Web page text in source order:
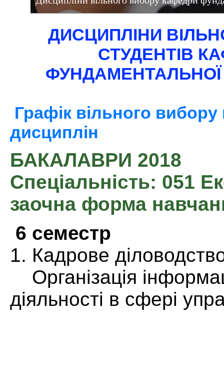
ДИСЦИПЛІНИ
СТУДЕНТІВ
ФУНДАМЕНТАЛЬНОЇ
Графік вільного
дисциплін
БАКАЛАВРИ 2018
Спеціальність: 051
заочна форма
6 семестр
1. Кадрове
Організація
діяльності в сфері